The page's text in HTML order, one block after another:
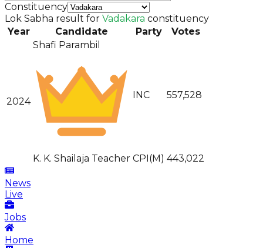
Constituency
Lok Sabha result for Vadakara constituency
Year
Candidate Party Votes
2024
Shafi Parambil
INC 557,528
K. K. Shailaja Teacher CPI(M) 443,022
News
Live
Jobs
Home